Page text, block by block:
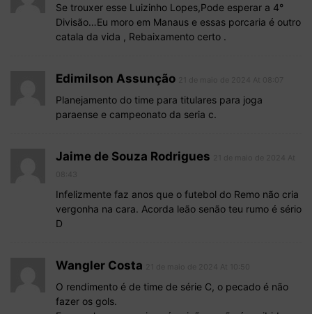
Se trouxer esse Luizinho Lopes,Pode esperar a 4°
Divisão…Eu moro em Manaus e essas porcaria é outro
catala da vida , Rebaixamento certo .
Edimilson Assunção
Planejamento do time para titulares para joga
paraense e campeonato da seria c.
Jaime de Souza Rodrigues
Infelizmente faz anos que o futebol do Remo não cria
vergonha na cara. Acorda leão senão teu rumo é sério
D
Wangler Costa
O rendimento é de time de série C, o pecado é não
fazer os gols.